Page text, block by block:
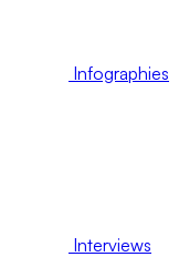
Infographies
Interviews